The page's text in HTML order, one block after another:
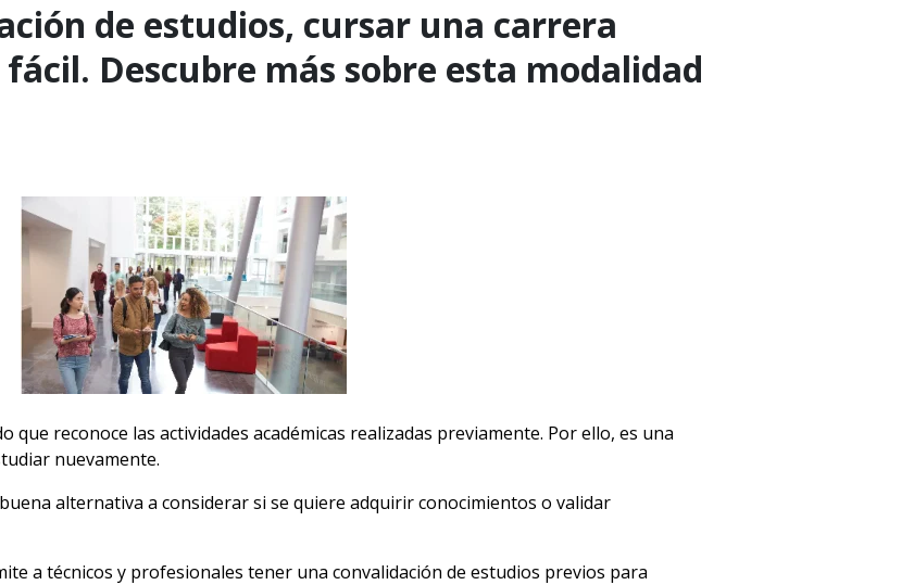
de estudios, cursar una carrera
Descubre más sobre esta modalidad
que reconoce las actividades académicas realizadas previamente. Por ello, es una
nuevamente.
alternativa a considerar si se quiere adquirir conocimientos o validar
a técnicos y profesionales tener una convalidación de estudios previos para